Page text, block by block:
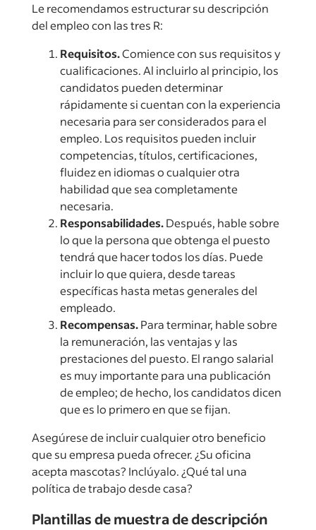
Le recomendamos estructurar su descripción
del empleo con las tres R:
Requisitos.Comience con sus requisitos y
cualificaciones. Al incluirlo al principio, los
candidatos pueden determinar
rápidamente si cuentan con la experiencia
necesaria para ser considerados para el
empleo. Los requisitos pueden incluir
competencias, títulos, certificaciones,
fluidez en idiomas o cualquier otra
habilidad que sea completamente
necesaria.
Responsabilidades.Después, hable sobre
lo que la persona que obtenga el puesto
tendrá que hacer todos los días. Puede
incluir lo que quiera, desde tareas
específicas hasta metas generales del
empleado.
Recompensas.Para terminar, hable sobre
la remuneración, las ventajas y las
prestaciones del puesto. El rango salarial
es muy importante para una publicación
de empleo; de hecho, los candidatos dicen
que es lo primero en que se fijan.
Asegúrese de incluir cualquier otro beneficio
que su empresa pueda ofrecer. ¿Su oficina
acepta mascotas? Inclúyalo. ¿Qué tal una
política de trabajo desde casa?
Plantillas de muestra de descripción